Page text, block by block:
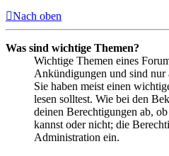
Nach oben
Was sind wichtige Themen?
Wichtige Themen eines
Ankündigungen und sind nur
Sie haben meist einen
lesen solltest. Wie bei den
deinen Berechtigungen ab,
kannst oder nicht; die
Administration ein.